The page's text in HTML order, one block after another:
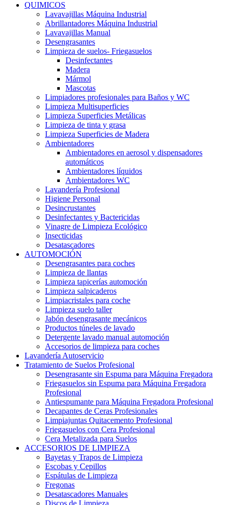
QUIMICOS
Lavavajillas Máquina Industrial
Abrillantadores Máquina Industrial
Lavavajillas Manual
Desengrasantes
Limpieza de suelos- Friegasuelos
Desinfectantes
Madera
Mármol
Mascotas
Limpiadores profesionales para Baños y WC
Limpieza Multisuperficies
Limpieza Superficies Metálicas
Limpieza de tinta y grasa
Limpieza Superficies de Madera
Ambientadores
Ambientadores en aerosol y dispensadores
automáticos
Ambientadores líquidos
Ambientadores WC
Lavandería Profesional
Higiene Personal
Desincrustantes
Desinfectantes y Bactericidas
Vinagre de Limpieza Ecológico
Insecticidas
Desatascadores
AUTOMOCIÓN
Desengrasantes para coches
Limpieza de llantas
Limpieza tapicerías automoción
Limpieza salpicaderos
Limpiacristales para coche
Limpieza suelo taller
Jabón desengrasante mecánicos
Productos túneles de lavado
Detergente lavado manual automoción
Accesorios de limpieza para coches
Lavandería Autoservicio
Tratamiento de Suelos Profesional
Desengrasante sin Espuma para Máquina Fregadora
Friegasuelos sin Espuma para Máquina Fregadora
Profesional
Antiespumante para Máquina Fregadora Profesional
Decapantes de Ceras Profesionales
Limpiajuntas Quitacemento Profesional
Friegasuelos con Cera Profesional
Cera Metalizada para Suelos
ACCESORIOS DE LIMPIEZA
Bayetas y Trapos de Limpieza
Escobas y Cepillos
Espátulas de Limpieza
Fregonas
Desatascadores Manuales
Discos de Limpieza